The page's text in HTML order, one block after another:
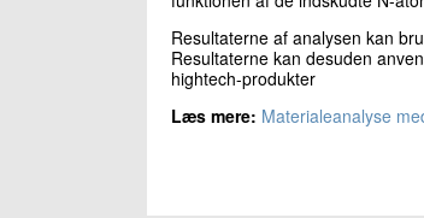
Resultaterne af analysen kan
Resultaterne kan desuden
hightech-produkter
Læs mere: Materialeanalyse